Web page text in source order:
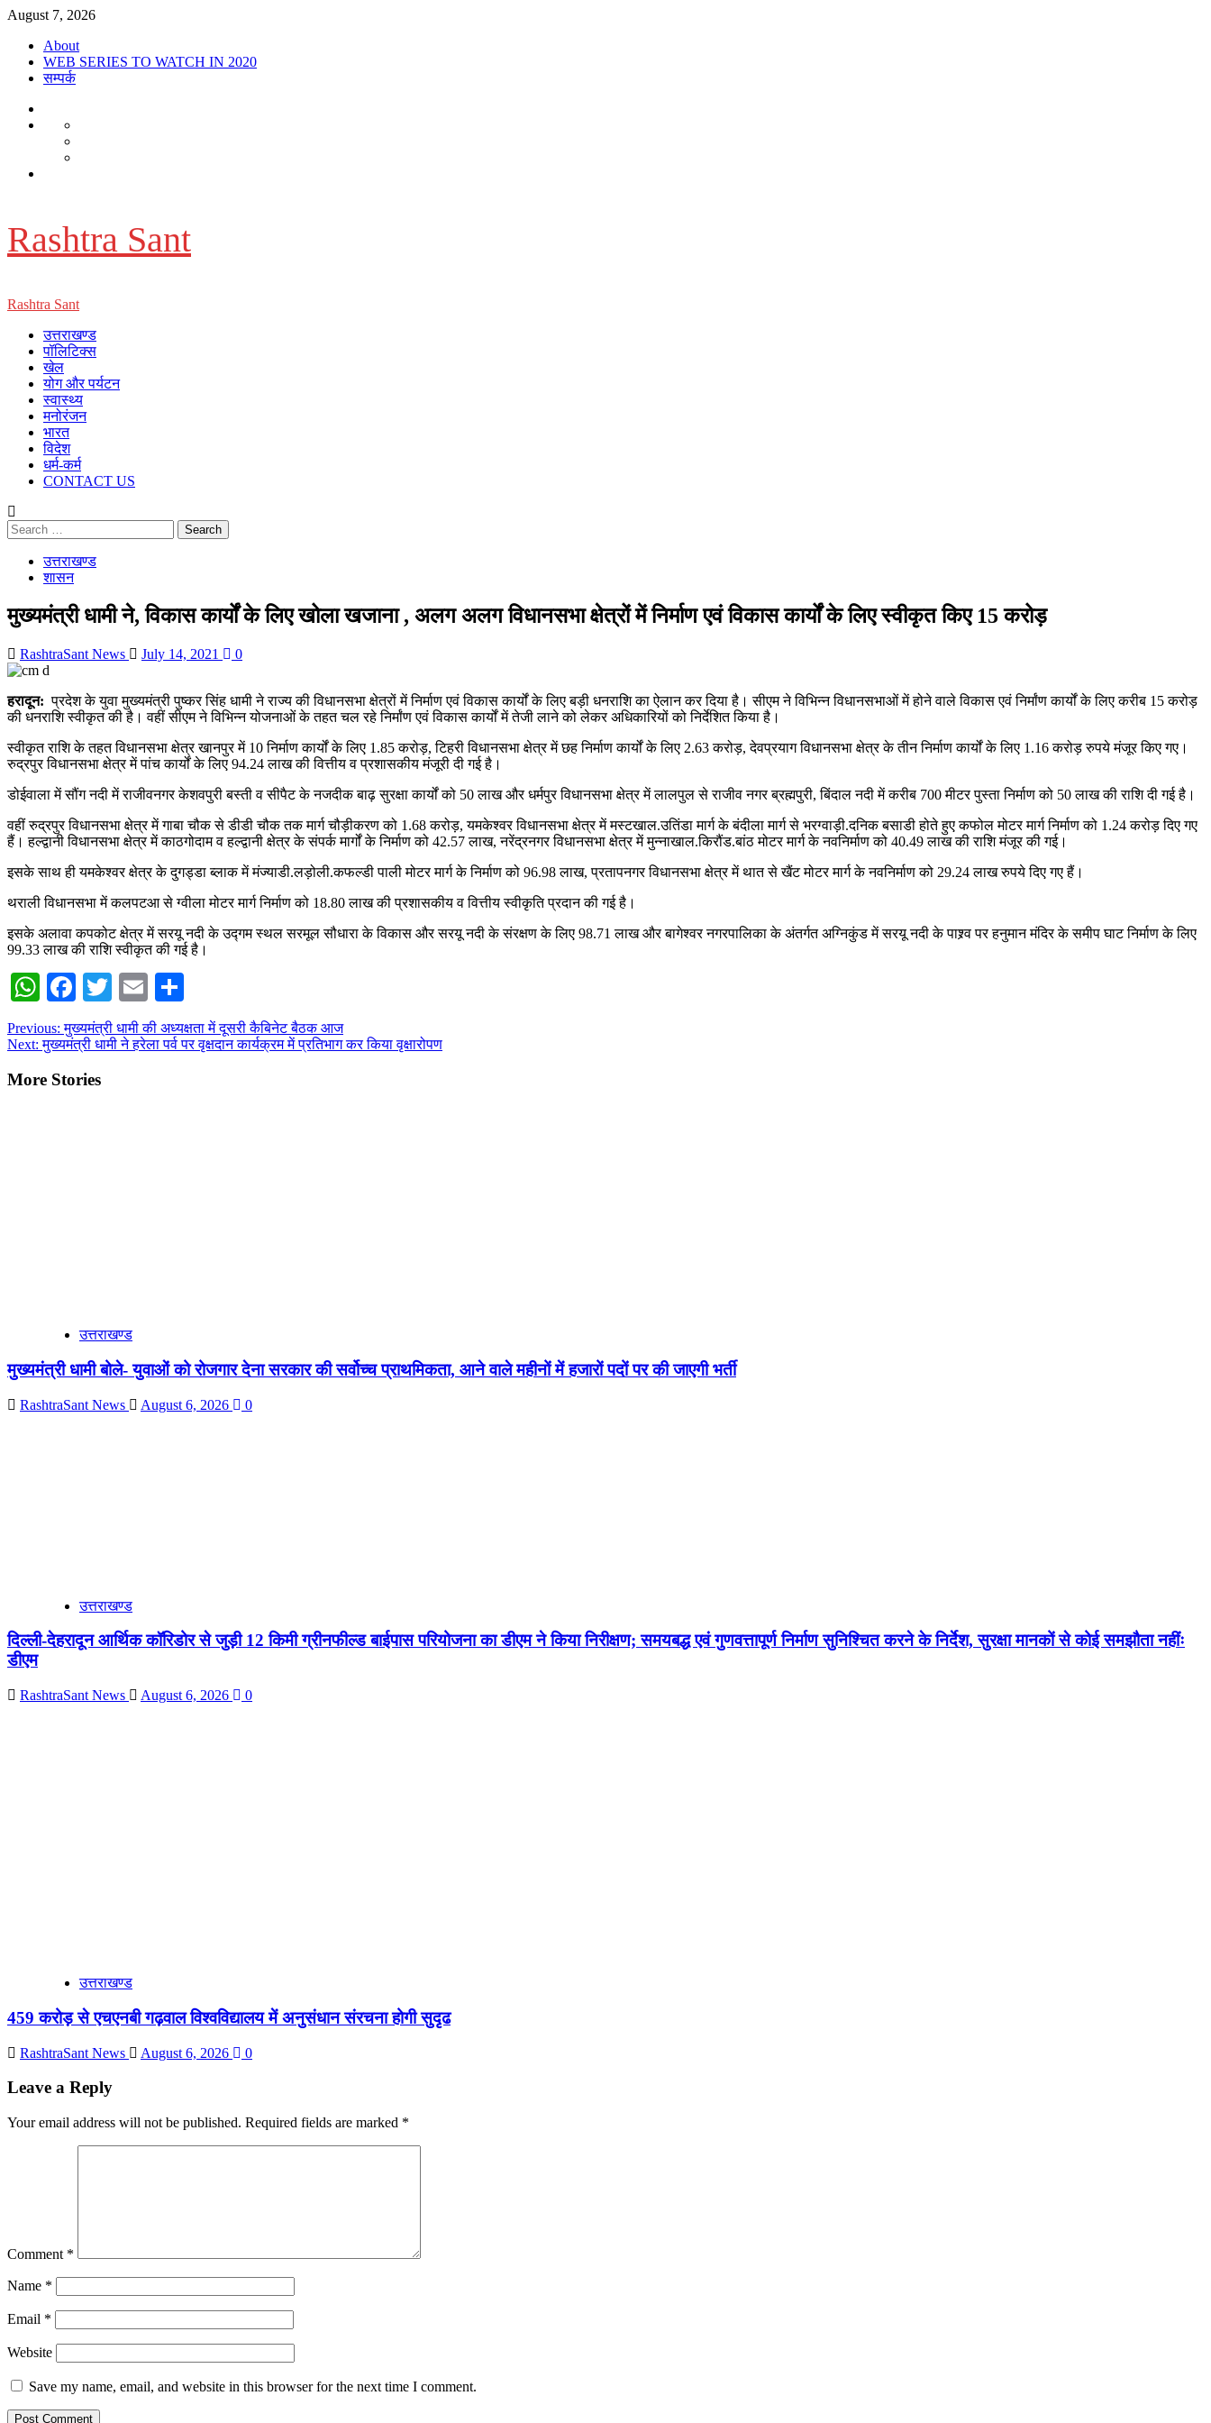
Skip
content
August 7, 2026
About
WEB SERIES TO WATCH IN 2020
सम्पर्क
WEB
SERIES
Rashtra Sant
Primary
Rashtra Sant
उत्तराखण्ड
पॉलिटिक्स
खेल
योग और पर्यटन
स्वास्थ्य
मनोरंजन
भारत
विदेश
धर्म-कर्म
CONTACT US
Search
for:
उत्तराखण्ड
शासन
मुख्यमंत्री धामी ने, विकास कार्यों के लिए खोला खजाना , अलग अलग विधानसभा क्षेत्रों में निर्माण एवं विकास कार्यों के लिए स्वीकृत किए 15 करोड़
RashtraSant News July 14, 2021 0
हरादून: प्रदेश के युवा मुख्यमंत्री पुष्कर सिंह धामी ने राज्य की विधानसभा क्षेत्रों में निर्माण एवं विकास कार्यों के लिए बड़ी धनराशि का ऐलान कर दिया है। सीएम ने विभिन्न विधानसभाओं में होने वाले विकास एवं निर्मांण कार्यों के लिए करीब 15 करोड़
की धनराशि स्वीकृत की है। वहीं सीएम ने विभिन्न योजनाओं के तहत चल रहे निर्मांण एवं विकास कार्यों में तेजी लाने को लेकर अधिकारियों को निर्देशित किया है।
स्वीकृत राशि के तहत विधानसभा क्षेत्र खानपुर में 10 निर्माण कार्यों के लिए 1.85 करोड़, टिहरी विधानसभा क्षेत्र में छह निर्माण कार्यों के लिए 2.63 करोड़, देवप्रयाग विधानसभा क्षेत्र के तीन निर्माण कार्यों के लिए 1.16 करोड़ रुपये मंजूर किए गए।
रुद्रपुर विधानसभा क्षेत्र में पांच कार्यों के लिए 94.24 लाख की वित्तीय व प्रशासकीय मंजूरी दी गई है।
डोईवाला में सौंग नदी में राजीवनगर केशवपुरी बस्ती व सीपैट के नजदीक बाढ़ सुरक्षा कार्यों को 50 लाख और धर्मपुर विधानसभा क्षेत्र में लालपुल से राजीव नगर ब्रह्मपुरी, बिंदाल नदी में करीब 700 मीटर पुस्ता निर्माण को 50 लाख की राशि दी गई है।
वहीं रुद्रपुर विधानसभा क्षेत्र में गाबा चौक से डीडी चौक तक मार्ग चौड़ीकरण को 1.68 करोड़, यमकेश्वर विधानसभा क्षेत्र में मस्टखाल.उतिंडा मार्ग के बंदीला मार्ग से भरग्वाड़ी.दनिक बसाडी होते हुए कफोल मोटर मार्ग निर्माण को 1.24 करोड़ दिए गए
हैं। हल्द्वानी विधानसभा क्षेत्र में काठगोदाम व हल्द्वानी क्षेत्र के संपर्क मार्गों के निर्माण को 42.57 लाख, नरेंद्रनगर विधानसभा क्षेत्र में मुन्नाखाल.किरौंड.बांठ मोटर मार्ग के नवनिर्माण को 40.49 लाख की राशि मंजूर की गई।
इसके साथ ही यमकेश्वर क्षेत्र के दुगड्डा ब्लाक में मंज्याडी.लड़ोली.कफल्डी पाली मोटर मार्ग के निर्माण को 96.98 लाख, प्रतापनगर विधानसभा क्षेत्र में थात से खैंट मोटर मार्ग के नवनिर्माण को 29.24 लाख रुपये दिए गए हैं।
थराली विधानसभा में कलपटआ से ग्वीला मोटर मार्ग निर्माण को 18.80 लाख की प्रशासकीय व वित्तीय स्वीकृति प्रदान की गई है।
इसके अलावा कपकोट क्षेत्र में सरयू नदी के उद्गम स्थल सरमूल सौधारा के विकास और सरयू नदी के संरक्षण के लिए 98.71 लाख और बागेश्वर नगरपालिका के अंतर्गत अग्निकुंड में सरयू नदी के पाश्र्व पर हनुमान मंदिर के समीप घाट निर्माण के लिए
99.33 लाख की राशि स्वीकृत की गई है।
WhatsApp
Facebook
TwitterEmail
Post
navigation
Previous:मुख्यमंत्री धामी की अध्यक्षता में दूसरी कैबिनेट बैठक आज
Next:मुख्यमंत्री धामी ने हरेला पर्व पर वृक्षदान कार्यक्रम में प्रतिभाग कर किया वृक्षारोपण
More Stories
उत्तराखण्ड
मुख्यमंत्री धामी बोले- युवाओं को रोजगार देना सरकार की सर्वोच्च प्राथमिकता, आने वाले महीनों में हजारों पदों पर की जाएगी भर्ती
RashtraSant News August 6, 2026 0
उत्तराखण्ड
दिल्ली-देहरादून आर्थिक कॉरिडोर से जुड़ी 12 किमी ग्रीनफील्ड बाईपास परियोजना का डीएम ने किया निरीक्षण; समयबद्ध एवं गुणवत्तापूर्ण निर्माण सुनिश्चित करने के निर्देश, सुरक्षा मानकों से कोई समझौता नहींः
डीएम
RashtraSant News August 6, 2026 0
उत्तराखण्ड
459 करोड़ से एचएनबी गढ़वाल विश्वविद्यालय में अनुसंधान संरचना होगी सुदृढ
RashtraSant News August 6, 2026 0
Leave a Reply
Your email address will not be published. Required fields are marked *
Comment *
Name *
Email *
Website
Save my name, email, and website in this browser for the next time I comment.